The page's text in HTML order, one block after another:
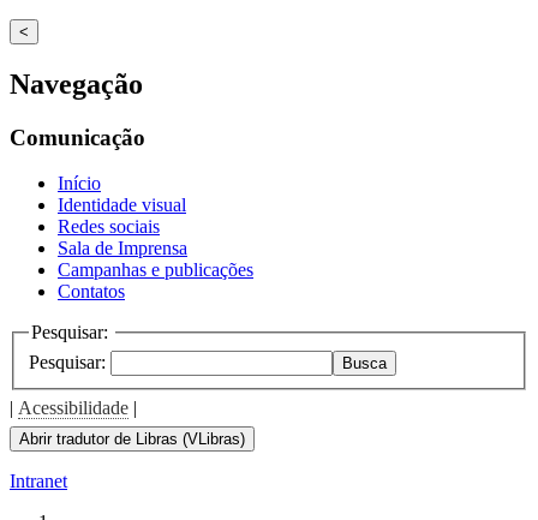
/".
This
shortcut
activates
screen
help
navigate
interact
the
content.
<
Navegação
Comunicação
Início
Identidade visual
Redes sociais
Sala de Imprensa
Campanhas e publicações
Contatos
Pesquisar:
Pesquisar:
Busca
| Acessibilidade |
Abrir tradutor de Libras (VLibras)
Intranet